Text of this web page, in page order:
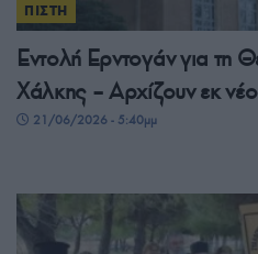
ΠΙΣΤΗ
Εντολή Ερντογάν για τη
Χάλκης – Αρχίζουν εκ
21/06/2026 - 5:40μμ